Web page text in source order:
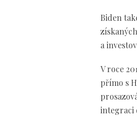
Biden
a
V roce
přímo s
integraci